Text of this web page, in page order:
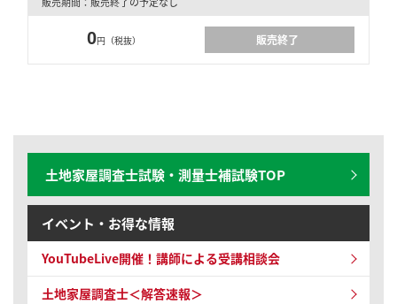
0円（税抜） 販売終了
土地家屋調査士試験・測量士補試験TOP
イベント・お得な情報
YouTubeLive開催！ 講師による受講相談会
土地家屋調査士＜解答速報＞